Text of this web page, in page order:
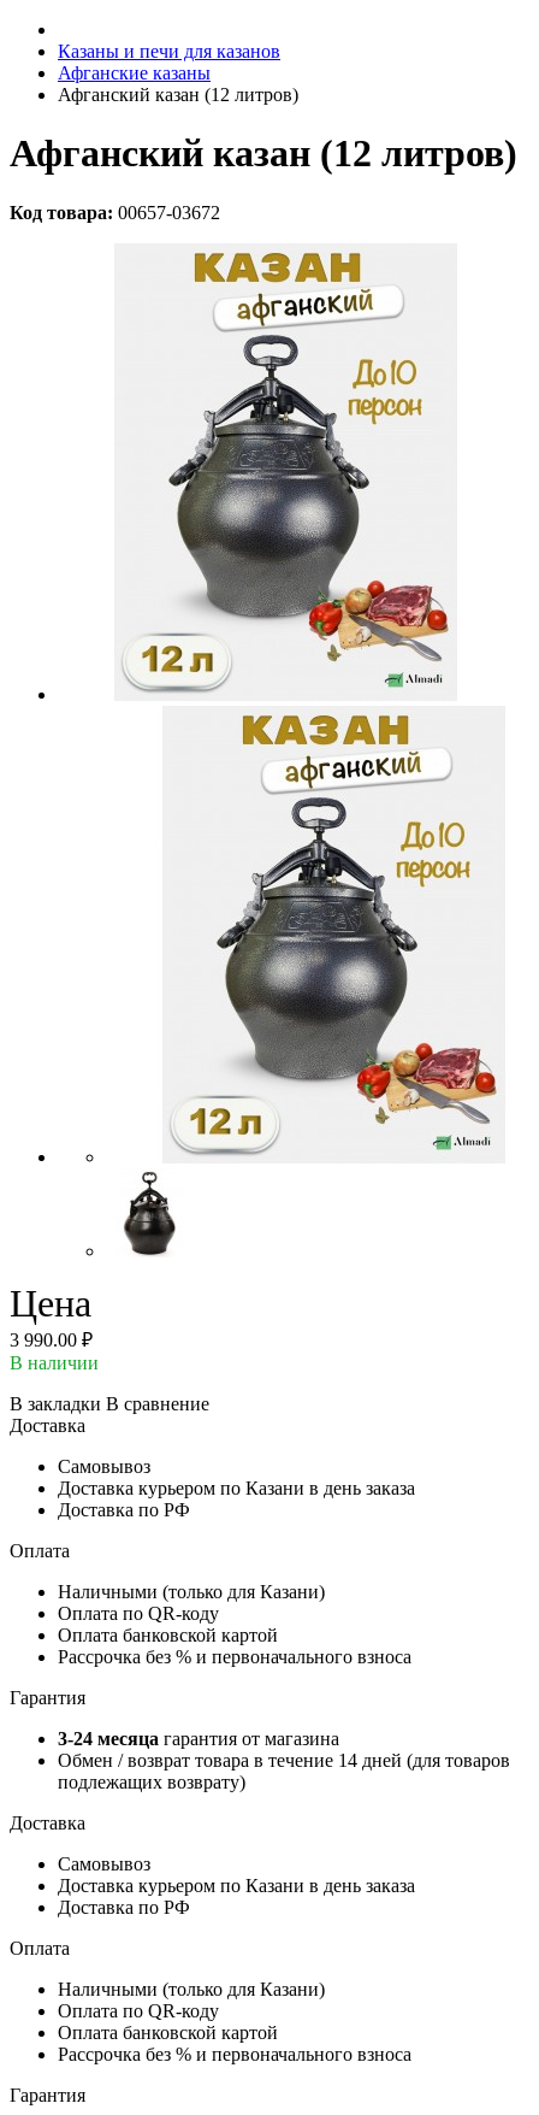
Казаны и печи для казанов
Афганские казаны
Афганский казан (12 литров)
Афганский казан (12 литров)
Код товара: 00657-03672
Цена
3 990.00 ₽
В наличии
В закладки В сравнение
Доставка
Самовывоз
Доставка курьером по Казани в день заказа
Доставка по РФ
Оплата
Наличными (только для Казани)
Оплата по QR-коду
Оплата банковской картой
Рассрочка без % и первоначального взноса
Гарантия
3-24 месяца гарантия от магазина
Обмен / возврат товара в течение 14 дней (для товаров
подлежащих возврату)
Доставка
Самовывоз
Доставка курьером по Казани в день заказа
Доставка по РФ
Оплата
Наличными (только для Казани)
Оплата по QR-коду
Оплата банковской картой
Рассрочка без % и первоначального взноса
Гарантия